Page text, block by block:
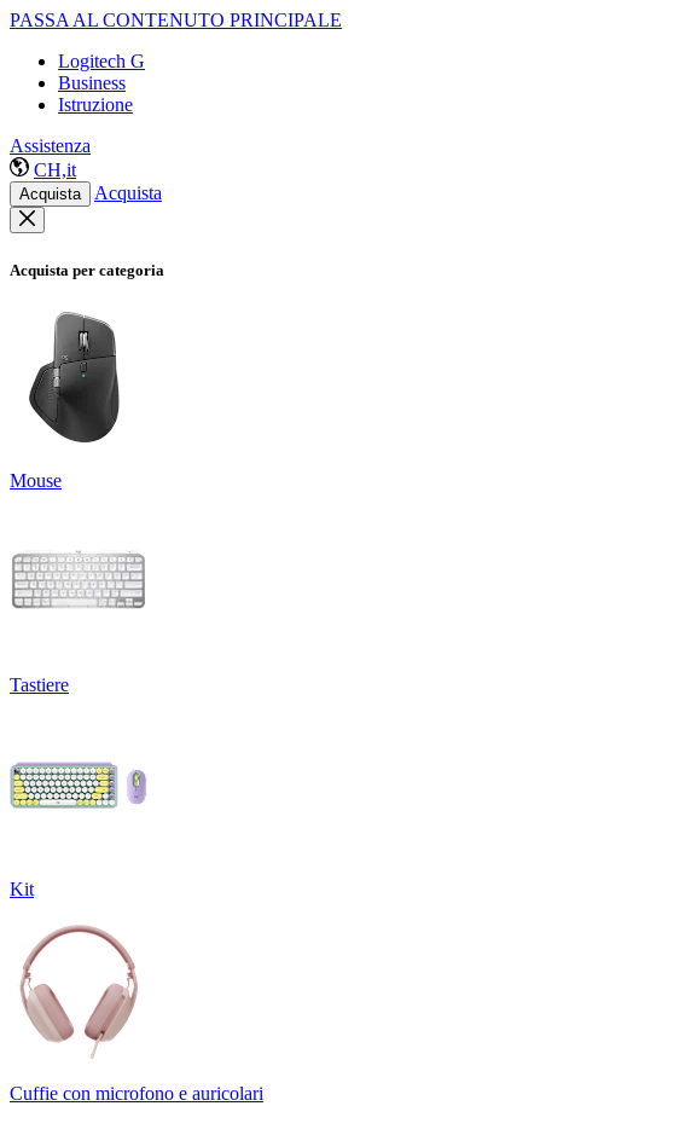
PASSA AL CONTENUTO PRINCIPALE
Logitech G
Business
Istruzione
Assistenza
CH,it
Acquista Acquista
Acquista per categoria
Mouse
Tastiere
Kit
Cuffie con microfono e auricolari